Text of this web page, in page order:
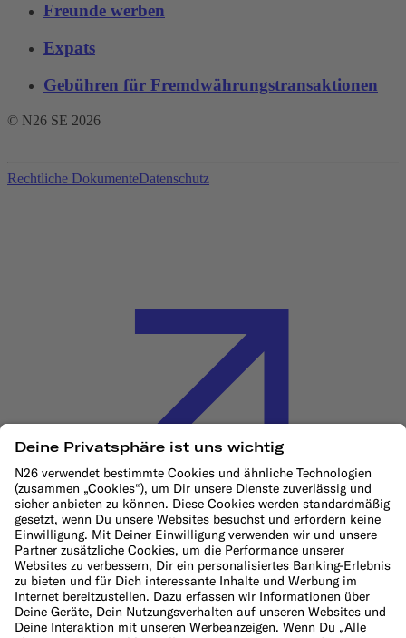
Freunde werben
Expats
Gebühren für Fremdwährungstransaktionen‌
© N26 SE 2026
Rechtliche DokumenteDatenschutz
Cookie-Richtlinie